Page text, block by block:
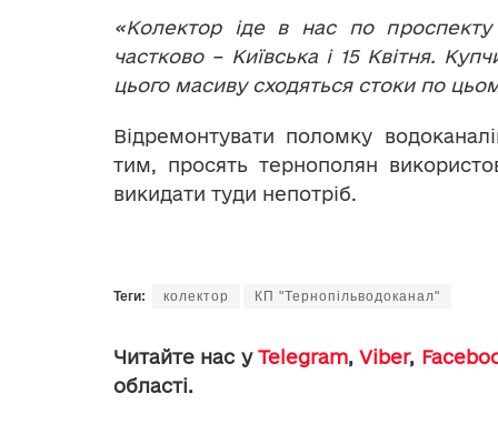
«Колектор іде в нас по
частково – Київська і 15 Квітня.
цього масиву сходяться стоки по
Відремонтувати поломку
тим, просять тернополян
викидати туди непотріб.
Теги: колектор КП "Тернопільводоканал"
Читайте нас уTelegram,Viber,
області.